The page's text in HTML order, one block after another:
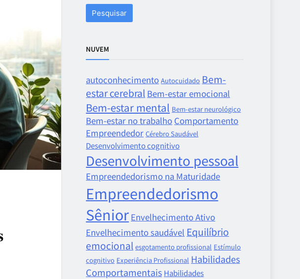
NUVEM
autoconhecimento Autocuidado Bem-
estar cerebral Bem-estar emocional
Bem-estar mental Bem-estar neurológico
Bem-estar no trabalho Comportamento
Empreendedor Cérebro Saudável
Desenvolvimento cognitivo
Desenvolvimento pessoal
Empreendedorismo na Maturidade
Empreendedorismo
SêniorEnvelhecimento Ativo
Envelhecimento saudável Equilíbrio
emocional esgotamento profissional Estímulo
cognitivo Experiência Profissional Habilidades
Comportamentais Habilidades